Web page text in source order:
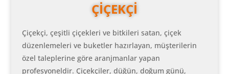
ÇİÇEKÇİ
Çiçekçi, çeşitli çiçekleri ve bitkileri satan, çiçek
düzenlemeleri ve buketler hazırlayan, müşterilerin
özel taleplerine göre aranjmanlar yapan
profesyoneldir. Çiçekçiler, düğün, doğum günü,